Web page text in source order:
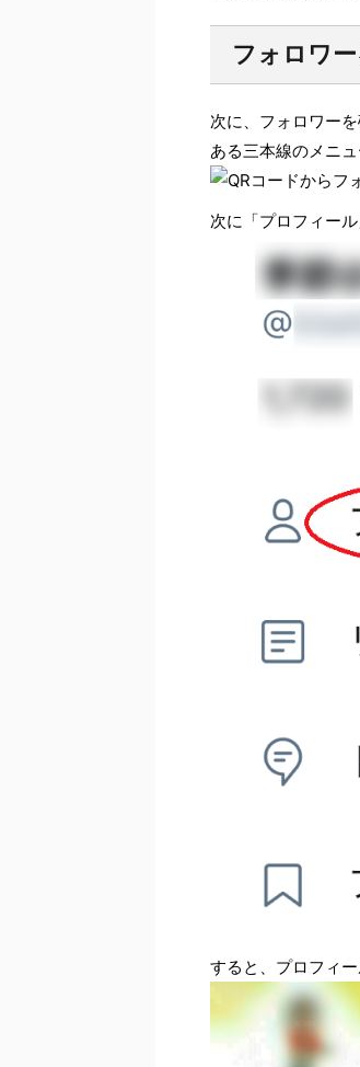
フォロワ
次に、フォロワー
ある三本線のメニ
次に「プロフィール
すると、プロフィ